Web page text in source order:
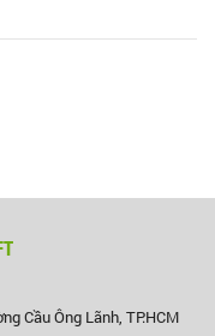
Cầu Ông Lãnh, TP.HCM